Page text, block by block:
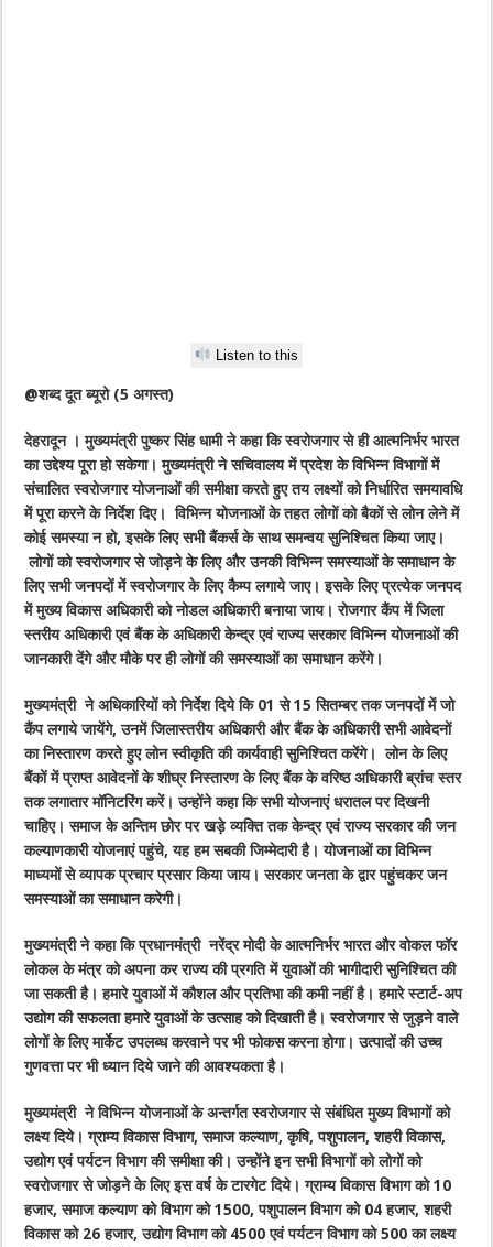
Listen to this
@शब्द दूत ब्यूरो (5 अगस्त)
देहरादून । मुख्यमंत्री पुष्कर सिंह धामी ने कहा कि स्वरोजगार से ही आत्मनिर्भर भारत
का उद्देश्य पूरा हो सकेगा। मुख्यमंत्री ने सचिवालय में प्रदेश के विभिन्न विभागों में
संचालित स्वरोजगार योजनाओं की समीक्षा करते हुए तय लक्ष्यों को निर्धारित समयावधि
में पूरा करने के निर्देश दिए। विभिन्न योजनाओं के तहत लोगों को बैकों से लोन लेने में
कोई समस्या न हो, इसके लिए सभी बैंकर्स के साथ समन्वय सुनिश्चित किया जाए।
लोगों को स्वरोजगार से जोड़ने के लिए और उनकी विभिन्न समस्याओं के समाधान के
लिए सभी जनपदों में स्वरोजगार के लिए कैम्प लगाये जाए। इसके लिए प्रत्येक जनपद
में मुख्य विकास अधिकारी को नोडल अधिकारी बनाया जाय। रोजगार कैंप में जिला
स्तरीय अधिकारी एवं बैंक के अधिकारी केन्द्र एवं राज्य सरकार विभिन्न योजनाओं की
जानकारी देंगे और मौके पर ही लोगों की समस्याओं का समाधान करेंगे।
मुख्यमंत्री ने अधिकारियों को निर्देश दिये कि 01 से 15 सितम्बर तक जनपदों में जो
कैंप लगाये जायेंगे, उनमें जिलास्तरीय अधिकारी और बैंक के अधिकारी सभी आवेदनों
का निस्तारण करते हुए लोन स्वीकृति की कार्यवाही सुनिश्चित करेंगे। लोन के लिए
बैंकों में प्राप्त आवेदनों के शीघ्र निस्तारण के लिए बैंक के वरिष्ठ अधिकारी ब्रांच स्तर
तक लगातार मॉनिटरिंग करें। उन्होंने कहा कि सभी योजनाएं धरातल पर दिखनी
चाहिए। समाज के अन्तिम छोर पर खड़े व्यक्ति तक केन्द्र एवं राज्य सरकार की जन
कल्याणकारी योजनाएं पहुंचे, यह हम सबकी जिम्मेदारी है। योजनाओं का विभिन्न
माध्यमों से व्यापक प्रचार प्रसार किया जाय। सरकार जनता के द्वार पहुंचकर जन
समस्याओं का समाधान करेगी।
मुख्यमंत्री ने कहा कि प्रधानमंत्री नरेंद्र मोदी के आत्मनिर्भर भारत और वोकल फॉर
लोकल के मंत्र को अपना कर राज्य की प्रगति में युवाओं की भागीदारी सुनिश्चित की
जा सकती है। हमारे युवाओं में कौशल और प्रतिभा की कमी नहीं है। हमारे स्टार्ट-अप
उद्योग की सफलता हमारे युवाओं के उत्साह को दिखाती है। स्वरोजगार से जुड़ने वाले
लोगों के लिए मार्केट उपलब्ध करवाने पर भी फोकस करना होगा। उत्पादों की उच्च
गुणवत्ता पर भी ध्यान दिये जाने की आवश्यकता है।
मुख्यमंत्री ने विभिन्न योजनाओं के अन्तर्गत स्वरोजगार से संबंधित मुख्य विभागों को
लक्ष्य दिये। ग्राम्य विकास विभाग, समाज कल्याण, कृषि, पशुपालन, शहरी विकास,
उद्योग एवं पर्यटन विभाग की समीक्षा की। उन्होंने इन सभी विभागों को लोगों को
स्वरोजगार से जोड़ने के लिए इस वर्ष के टारगेट दिये। ग्राम्य विकास विभाग को 10
हजार, समाज कल्याण को विभाग को 1500, पशुपालन विभाग को 04 हजार, शहरी
विकास को 26 हजार, उद्योग विभाग को 4500 एवं पर्यटन विभाग को 500 का लक्ष्य